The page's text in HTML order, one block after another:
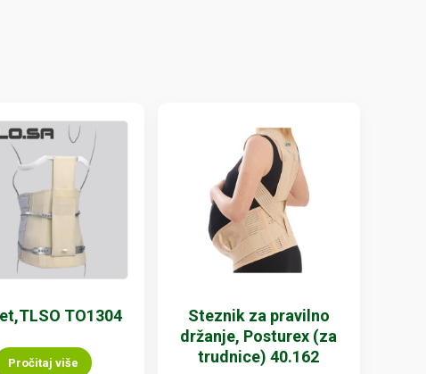
TO1304
Pročitaj više
Steznik za pravilno
držanje, Posturex (za
trudnice) 40.162